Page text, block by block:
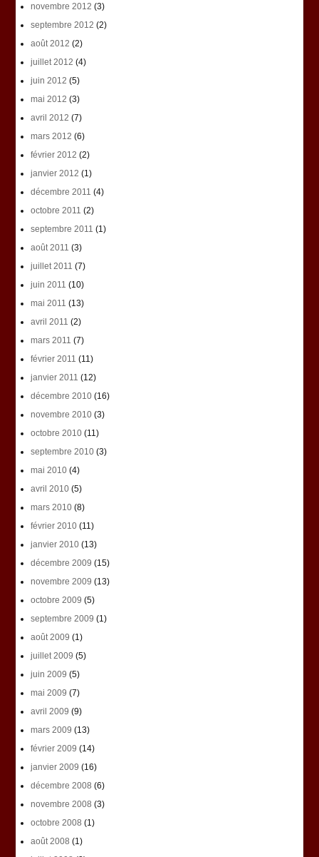
novembre 2012 (3)
septembre 2012 (2)
août 2012 (2)
juillet 2012 (4)
juin 2012 (5)
mai 2012 (3)
avril 2012 (7)
mars 2012 (6)
février 2012 (2)
janvier 2012 (1)
décembre 2011 (4)
octobre 2011 (2)
septembre 2011 (1)
août 2011 (3)
juillet 2011 (7)
juin 2011 (10)
mai 2011 (13)
avril 2011 (2)
mars 2011 (7)
février 2011 (11)
janvier 2011 (12)
décembre 2010(16)
novembre 2010(3)
octobre 2010(11)
septembre 2010(3)
mai 2010(4)
avril 2010(5)
mars 2010(8)
février 2010(11)
janvier 2010(13)
décembre 2009 (15)
novembre 2009 (13)
octobre 2009 (5)
septembre 2009 (1)
août 2009 (1)
juillet 2009 (5)
juin 2009 (5)
mai 2009 (7)
avril 2009 (9)
mars 2009 (13)
février 2009 (14)
janvier 2009 (16)
décembre 2008 (6)
novembre 2008 (3)
octobre 2008 (1)
août 2008 (1)